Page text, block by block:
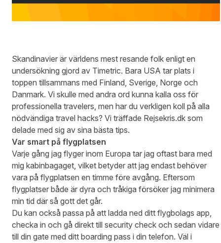
Skandinavier är världens mest resande folk enligt en
undersökning gjord av Timetric. Bara USA tar plats i
toppen tillsammans med Finland, Sverige, Norge och
Danmark. Vi skulle med andra ord kunna kalla oss för
professionella travelers, men har du verkligen koll på alla
nödvändiga travel hacks? Vi träffade Rejsekris.dk som
delade med sig av sina bästa tips.
Var smart på flygplatsen
Varje gång jag flyger inom Europa tar jag oftast bara med
mig kabinbagaget, vilket betyder att jag endast behöver
vara på flygplatsen en timme före avgång. Eftersom
flygplatser både är dyra och tråkiga försöker jag minimera
min tid där så gott det går.
Du kan också passa på att ladda ned ditt flygbolags app,
checka in och gå direkt till security check och sedan vidare
till din gate med ditt boarding pass i din telefon. Väl i